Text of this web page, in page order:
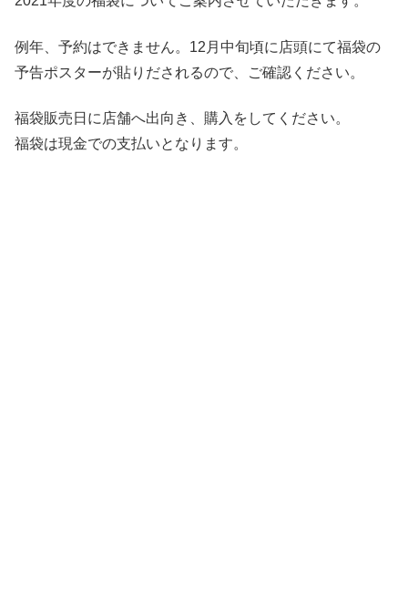
例年、予約はできません。12月中旬頃に店頭にて福袋の
予告ポスターが貼りだされるので、ご確認ください。
福袋販売日に店舗へ出向き、購入をしてください。
福袋は現金での支払いとなります。